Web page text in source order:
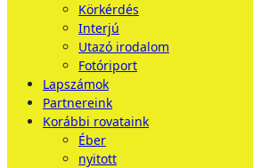
Körkérdés
Interjú
Utazó irodalom
Fotóriport
Lapszámok
Partnereink
Korábbi rovataink
Éber
nyitott